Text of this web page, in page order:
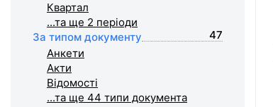
Квартал
...та ще 2 періоди
За типом документу
47
Анкети
Акти
Відомості
...та ще 44 типи документа